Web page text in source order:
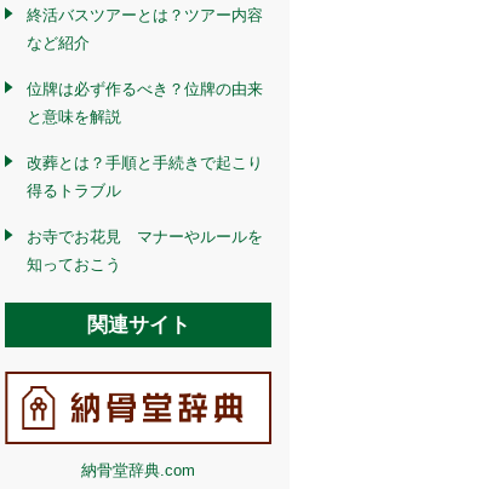
終活バスツアーとは？ツアー内容
など紹介
位牌は必ず作るべき？位牌の由来
と意味を解説
改葬とは？手順と手続きで起こり
得るトラブル
お寺でお花見 マナーやルールを
知っておこう
関連サイト
納骨堂辞典.com